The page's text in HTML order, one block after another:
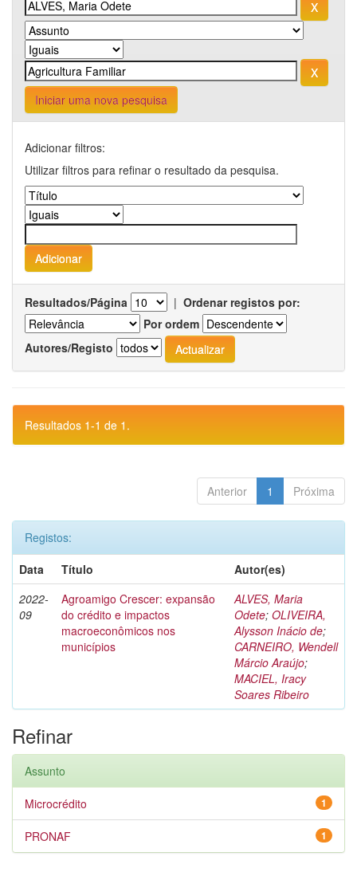
Iniciar uma nova pesquisa
Adicionar filtros:
Utilizar filtros para refinar o resultado da pesquisa.
Resultados/Página | Ordenar registos por:
Por ordem
Autores/Registo
Resultados 1-1 de 1.
Anterior 1 Próxima
Registos:
Data
Título
Autor(es)
2022-
09
Agroamigo Crescer: expansão
do crédito e impactos
macroeconômicos nos
municípios
ALVES, Maria
Odete; OLIVEIRA,
Alysson Inácio de;
CARNEIRO, Wendell
Márcio Araújo;
MACIEL, Iracy
Soares Ribeiro
Refinar
Assunto
1
Microcrédito
1
PRONAF